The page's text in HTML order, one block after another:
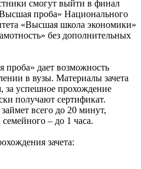
смогут выйти в финал
проба» Национального
«Высшая школа экономики»
без дополнительных
дает возможность
в вузы. Материалы зачета
успешное прохождение
получают сертификат.
всего до 20 минут,
– до 1 часа.
зачета: